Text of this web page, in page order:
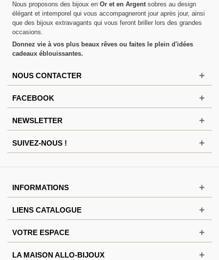
Nous proposons des bijoux en Or et en Argentsobres au design
élégant et intemporel qui vous accompagneront jour après jour, ainsi
que des bijoux extravagants qui vous feront briller lors des grandes
occasions.
Donnez vie à vos plus beaux rêves ou faites le plein d'idées
cadeaux éblouissantes.
NOUS CONTACTER
FACEBOOK
NEWSLETTER
SUIVEZ-NOUS !
INFORMATIONS
LIENS CATALOGUE
VOTRE ESPACE
LA MAISON ALLO-BIJOUX